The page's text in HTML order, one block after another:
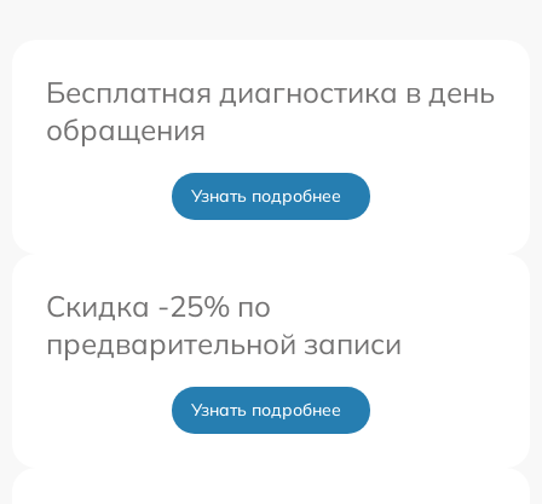
Бесплатная диагностика в день
обращения
Узнать подробнее
Скидка -25% по
предварительной записи
Узнать подробнее